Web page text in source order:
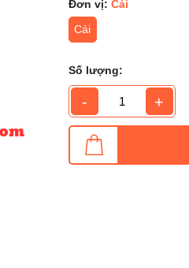
Đơn vị: Cái
Cái
Số lượng:
- +